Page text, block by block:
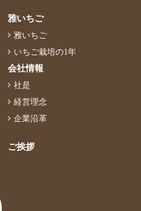
雅いちご
雅いちご
いちご栽培の1年
会社情報
社是
経営理念
企業沿革
ご挨拶